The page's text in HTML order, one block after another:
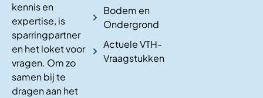
kennis en
expertise, is
sparringpartner
en het loket voor
vragen. Om zo
samen bij te
dragen aan het
Bodem en
Ondergrond
Actuele VTH-
Vraagstukken